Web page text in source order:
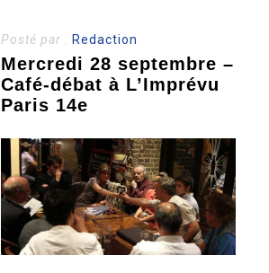
Posté par : Redaction
Mercredi 28 septembre –
Café-débat à L’Imprévu
Paris 14e